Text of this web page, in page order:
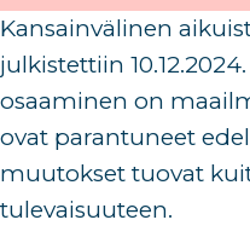
Kansainvälinen
julkistettiin 10.12.2024.
osaaminen on
ovat parantuneet
muutokset tuovat
tulevaisuuteen.